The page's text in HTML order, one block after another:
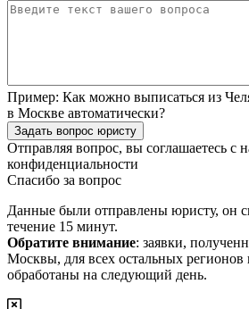
Пример: Как можно выписаться из
в Москве автоматически?
Задать вопрос юристу
Отправляя вопрос, вы соглашаетесь с
конфиденциальности
Спасибо за вопрос
Данные были отправлены юристу, он
течение 15 минут.
Обратите внимание: заявки,
Москвы, для всех остальных регионов
обработаны на следующий день.